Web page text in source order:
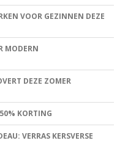
VOOR GEZINNEN DEZE
MODERN
DEZE ZOMER
KORTING
VERRAS KERSVERSE